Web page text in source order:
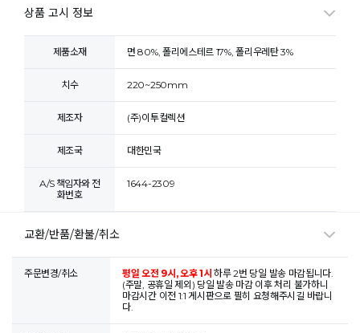
상품 고시 정보
제품소재 면 80%, 폴리에스테르 17%, 폴리우레탄 3%
치수 220~250mm
제조자 (주)이투컬렉션
제조국 대한민국
A/S 책임자와 전
화번호
1644-2309
교환/반품/환불/취소
주문변경/취소 평일 오전 9시, 오후 1시하루 2번 당일 발송 마감됩니다.
(주말, 공휴일 제외) 당일 발송 마감 이후 처리 불가하니
마감시간 이전 1:1 게시판으로 필히 요청해주시길 바랍니
다.